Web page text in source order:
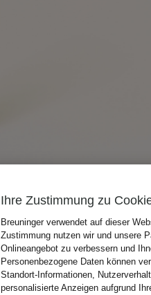
Ihre Zustimmung zu
Breuninger verwendet auf dieser
Zustimmung nutzen wir und unsere
Onlineangebot zu verbessern und
Personenbezogene Daten können
Standort-Informationen,
personalisierte Anzeigen aufgrund